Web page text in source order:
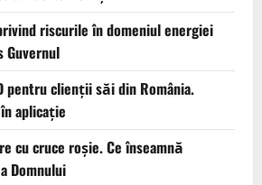
riscurile în domeniul energiei
Guvernul
pentru clienții săi din România.
aplicație
cu cruce roșie. Ce înseamnă
Domnului